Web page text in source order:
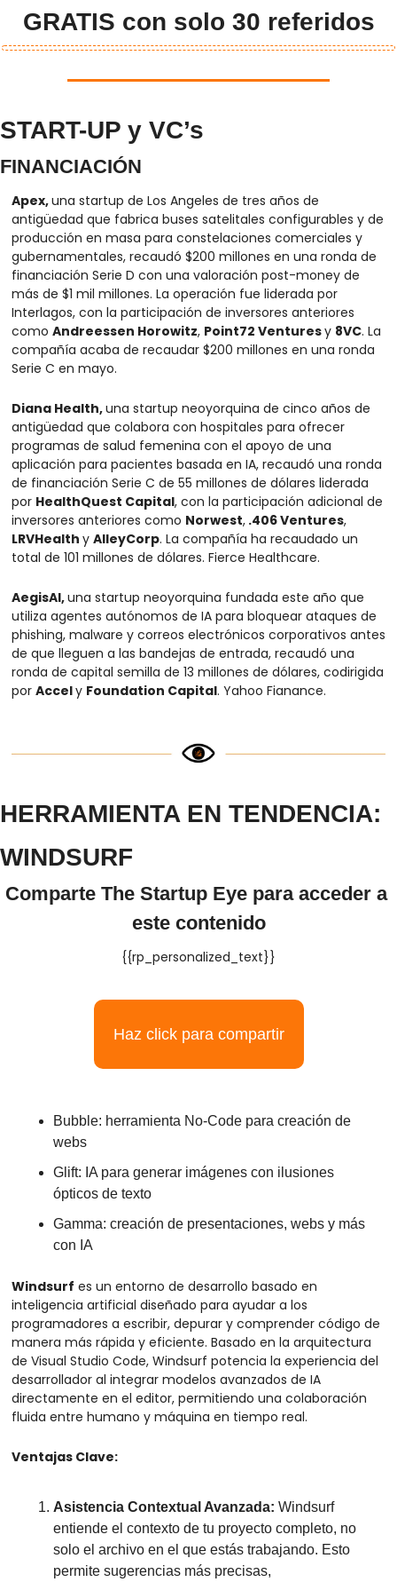
GRATIS con solo 30 referidos
START-UP y VC’s
FINANCIACIÓN
Apex, una startup de Los Angeles de tres años de
antigüedad que fabrica buses satelitales configurables y de
producción en masa para constelaciones comerciales y
gubernamentales, recaudó $200 millones en una ronda de
financiación Serie D con una valoración post-money de
más de $1 mil millones. La operación fue liderada por
Interlagos, con la participación de inversores anteriores
como Andreessen Horowitz, Point72 Ventures y 8VC. La
compañía acaba de recaudar $200 millones en una ronda
Serie C en mayo.
Diana Health, una startup neoyorquina de cinco años de
antigüedad que colabora con hospitales para ofrecer
programas de salud femenina con el apoyo de una
aplicación para pacientes basada en IA, recaudó una ronda
de financiación Serie C de 55 millones de dólares liderada
por HealthQuest Capital, con la participación adicional de
inversores anteriores como Norwest, .406 Ventures
LRVHealth y AlleyCorp. La compañía ha recaudado un
total de 101 millones de dólares. Fierce Healthcare.
AegisAI, una startup neoyorquina fundada este año que
utiliza agentes autónomos de IA para bloquear ataques de
phishing, malware y correos electrónicos corporativos antes
de que lleguen a las bandejas de entrada, recaudó una
ronda de capital semilla de 13 millones de dólares, codirigida
por Accel y Foundation Capital. Yahoo Fianance.
HERRAMIENTA EN TENDENCIA:
WINDSURF
Comparte The Startup Eye para acceder a
este contenido
{{rp_personalized_text}}
Haz click para compartir
Bubble: herramienta No-Code para creación de
webs
Glift: IA para generar imágenes con ilusiones
ópticos de texto
Gamma: creación de presentaciones, webs y más
con IA
Windsurf es un entorno de desarrollo basado en
inteligencia artificial diseñado para ayudar a los
programadores a escribir, depurar y comprender código de
manera más rápida y eficiente. Basado en la arquitectura
de Visual Studio Code, Windsurf potencia la experiencia del
desarrollador al integrar modelos avanzados de IA
directamente en el editor, permitiendo una colaboración
fluida entre humano y máquina en tiempo real.
Ventajas Clave:
Asistencia Contextual Avanzada: Windsurf
entiende el contexto de tu proyecto completo, no
solo el archivo en el que estás trabajando. Esto
permite sugerencias más precisas,